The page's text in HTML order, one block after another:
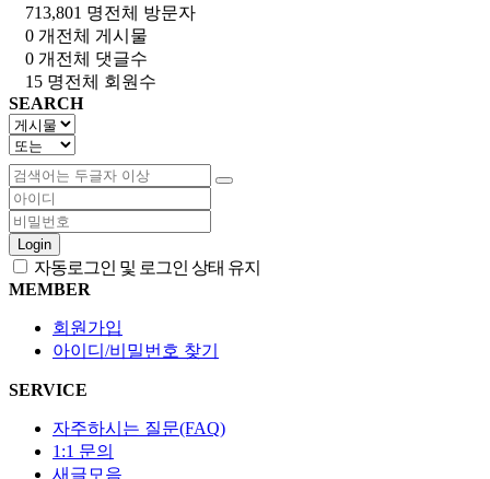
713,801 명전체 방문자
0 개 전체 게시물
0 개 전체 댓글수
15 명전체 회원수
SEARCH
Login
자동로그인 및 로그인 상태 유지
MEMBER
회원가입
아이디/비밀번호 찾기
SERVICE
자주하시는 질문(FAQ)
1:1 문의
새글모음